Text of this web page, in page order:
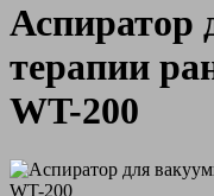
Аспиратор
терапии
WT-200